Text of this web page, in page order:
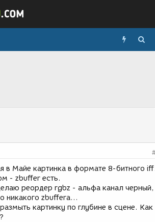
в Майе картинка в формате 8-битного
- zbuffer есть.
реордер rgbz - альфа канал черный,
никакого zbufferа...
картинку по глубине в сцене. Как